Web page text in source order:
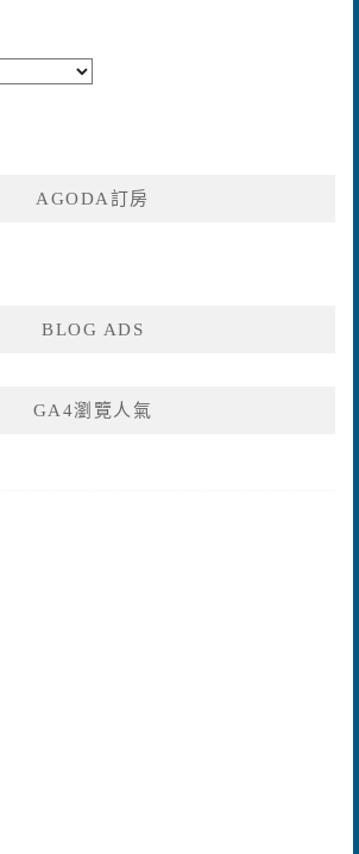
AGODA訂房
BLOG ADS
GA4瀏覽人氣